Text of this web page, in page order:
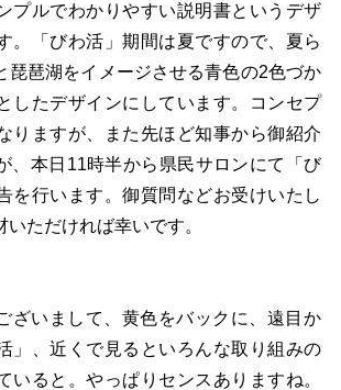
プルでわかりやすい説明書というデザ
。「びわ活」期間は夏ですので、夏ら
琵琶湖をイメージさせる青色の2色づか
したデザインにしています。コンセプ
りますが、また先ほど知事から御紹介
、本日11時半から県民サロンにて「び
を行います。御質問などお受けいたし
いただければ幸いです。
ざいまして、黄色をバックに、遠目か
」、近くで見るといろんな取り組みの
いると。やっぱりセンスありますね。